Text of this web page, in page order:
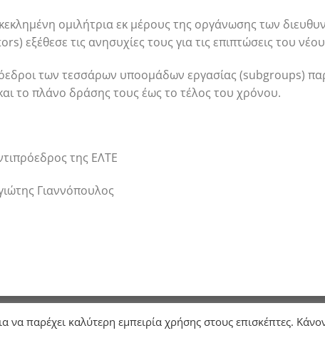
ομιλήτρια εκ μέρους της οργάνωσης των
εξέθεσε τις ανησυχίες τους για τις επιπτώσεις του
των τεσσάρων υποομάδων εργασίας (subgroups)
το πλάνο δράσης τους έως το τέλος του χρόνου.
της ΕΛΤΕ
Γιαννόπουλος
να παρέχει καλύτερη εμπειρία χρήσης στους επισκέπτες.